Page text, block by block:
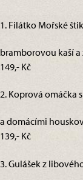
1. Filátko Mořské
bramborovou kaší
149,- Kč
2. Koprová omáčka
a domácími
139,- Kč
3. Gulášek z